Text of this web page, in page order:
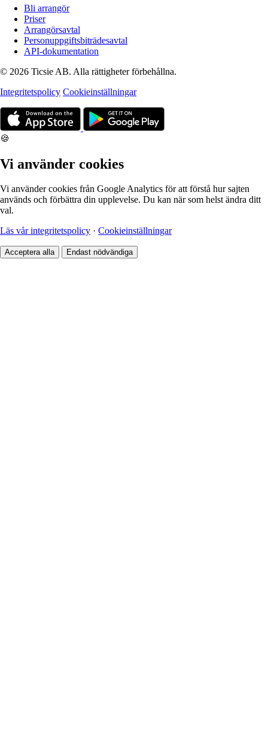
Bli arrangör
Priser
Arrangörsavtal
Personuppgiftsbiträdesavtal
API-dokumentation
© 2026 Ticsie AB. Alla rättigheter förbehållna.
Integritetspolicy Cookieinställningar
🍪
Vi använder cookies
Vi använder cookies från Google Analytics för att förstå hur sajten
används och förbättra din upplevelse. Du kan när som helst ändra ditt
val.
Läs vår integritetspolicy · Cookieinställningar
Acceptera alla Endast nödvändiga